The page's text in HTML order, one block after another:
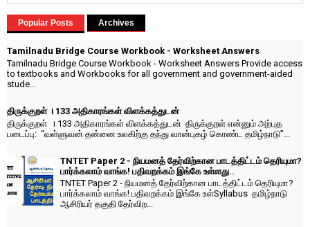
Popular Posts Archives
Tamilnadu Bridge Course Workbook - Worksheet Answers
Tamilnadu Bridge Course Workbook - Worksheet Answers Provide access
to textbooks and Workbooks for all government and government-aided
stude...
திருக்குறள் । 133 அதிகாரங்கள் விளக்கத்துடன்
திருக்குறள் । 133 அதிகாரங்கள் விளக்கத்துடன் திருக்குறள் என்னும் அற்புத
படைப்பு: “வள்ளுவன் தன்னை உலகிற்கு தந்து வான்புகழ் கொண்ட தமிழ்நாடு”...
TNTET Paper 2 - நியமனத் தேர்விற்கான பாடத்திட்டம் தெரியுமா?
பார்க்கலாம் வாங்க! பதிவறக்கம் இங்கே உள்ளது..
TNTET Paper 2 - நியமனத் தேர்விற்கான பாடத்திட்டம் தெரியுமா?
பார்க்கலாம் வாங்க! பதிவறக்கம் இங்கே உள்Syllabus தமிழ்நாடு
ஆசிரியர் தகுதி தேர்விற...